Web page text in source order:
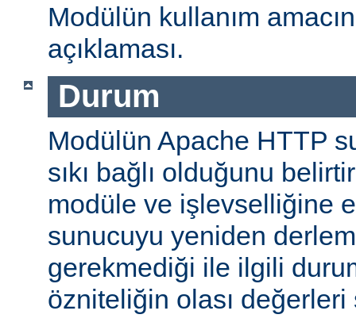
Modülün kullanım
açıklaması.
Durum
Modülün Apache HTTP
sıkı bağlı olduğunu
modüle ve işlevselliğine
sunucuyu yeniden
gerekmediği ile ilgili
özniteliğin olası değerleri